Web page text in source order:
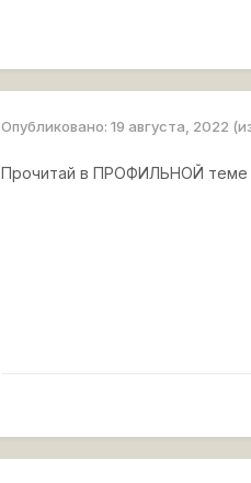
Опубликовано:19 августа, 2022
Прочитай в ПРОФИЛЬНОЙ теме